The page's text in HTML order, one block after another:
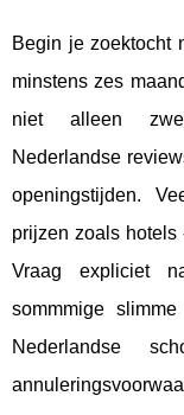
Begin je zoektocht
minstens zes
niet alleen
Nederlandse
openingstijden.
prijzen zoals
Vraag expliciet
sommmige
Nederlandse